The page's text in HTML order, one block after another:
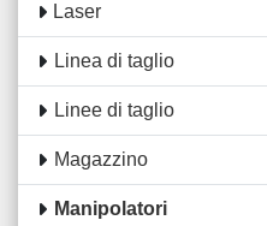
Laser
Linea di taglio
Linee di taglio
Magazzino
Manipolatori